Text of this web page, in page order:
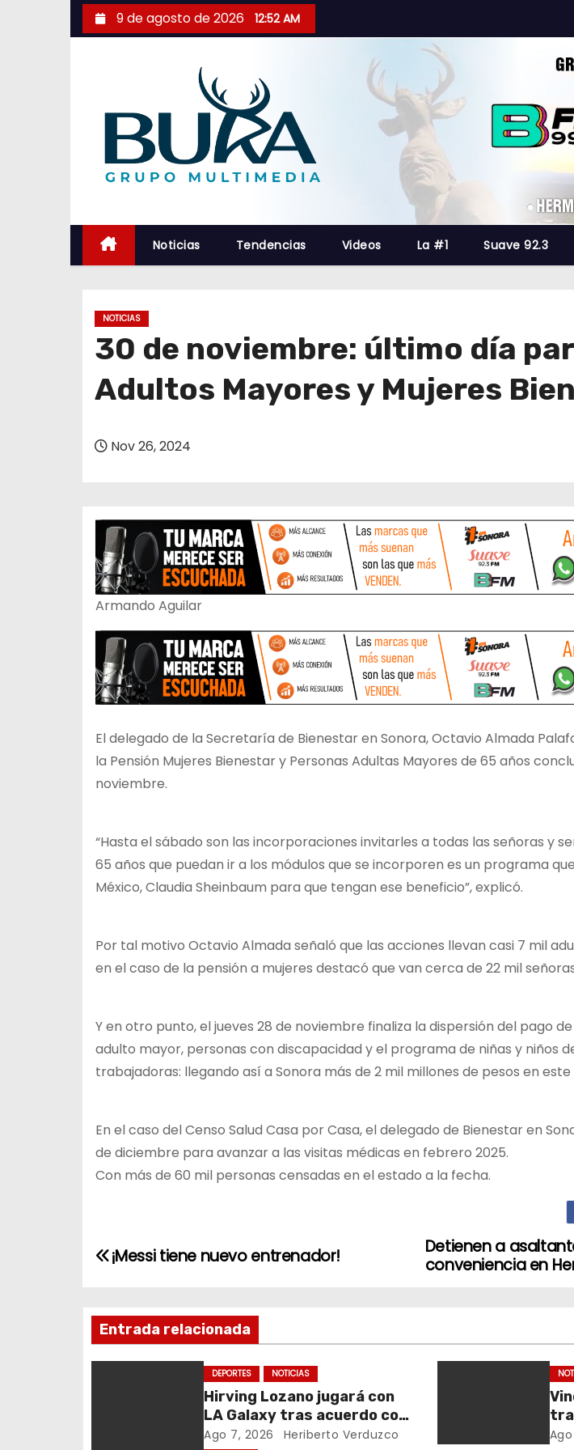
a
9 de agosto de 2026 12:52 AM
Noticias Tendencias Videos La #1 Suave 92.3
NOTICIAS
30 de noviembre: último día
Adultos Mayores y Mujeres
Nov 26, 2024
Armando Aguilar
El delegado de la Secretaría de Bienestar en Sonora, Octavio Almada
la Pensión Mujeres Bienestar y Personas Adultas Mayores de 65 años
noviembre.
“Hasta el sábado son las incorporaciones invitarles a todas las señoras y
65 años que puedan ir a los módulos que se incorporen es un programa
México, Claudia Sheinbaum para que tengan ese beneficio”, explicó.
Por tal motivo Octavio Almada señaló que las acciones llevan casi 7 mil
en el caso de la pensión a mujeres destacó que van cerca de 22 mil
Y en otro punto, el jueves 28 de noviembre finaliza la dispersión del pago
adulto mayor, personas con discapacidad y el programa de niñas y niños
trabajadoras: llegando así a Sonora más de 2 mil millones de pesos en
En el caso del Censo Salud Casa por Casa, el delegado de Bienestar en
de diciembre para avanzar a las visitas médicas en febrero 2025.
Con más de 60 mil personas censadas en el estado a la fecha.
N
v
e
Detienen a
conveniencia en
¡Messi tiene nuevo entrenador!
Entrada relacionada
DEPORTES NOTICIAS
Hirving Lozano jugará con
LA Galaxy tras acuerdo con
San Diego FC
Ago 7, 2026 Heriberto Verduzco